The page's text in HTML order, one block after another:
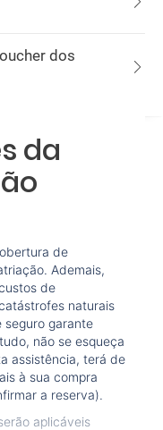
dos
da
de
Ademais,
de
naturais
garante
não se esqueça
assistência, terá de
à sua compra
a reserva).
aplicáveis